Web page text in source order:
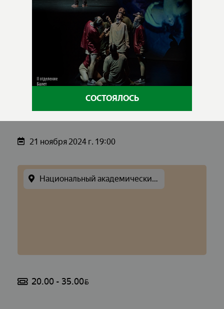
СОСТОЯЛОСЬ
21 ноября 2024 г. 19:00
Национальный академический драматический театр имени Якуба КОЛАСА
20.00 - 35.00BYN